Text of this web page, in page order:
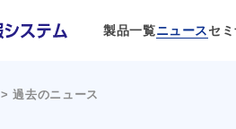
製品一覧ニュースセ
>過去のニュース